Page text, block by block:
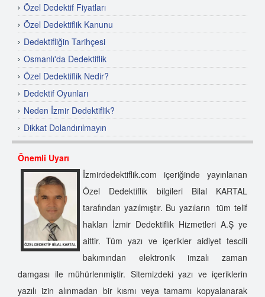
Özel Dedektif Fiyatları
Özel Dedektiflik Kanunu
Dedektifliğin Tarihçesi
Osmanlı'da Dedektiflik
Özel Dedektiflik Nedir?
Dedektif Oyunları
Neden İzmir Dedektiflik?
Dikkat Dolandırılmayın
Özel Dedektif Nasıl Olunur?
Dünyada Özel Dedektiflik
Özel Dedektiflik Hizmet Alanları
Özel Dedektiflik
İzmir Dedektiflik Şirketi
Özel Dedektif Seçimi Nasıl Yapılır?
İzmir Dedektiflik Anonim Şirketi
İzmir'de Dedektif
Dedektiflik Kursu
Önemli Uyarı
İzmirdedektiflik.com içeriğinde yayınlanan
Özel Dedektiflik bilgileri Bilal KARTAL
tarafından yazılmıştır. Bu yazıların tüm telif
hakları İzmir Dedektiflik Hizmetleri A.Ş ye
aittir. Tüm yazı ve içerikler aidiyet tescili
bakımından elektronik imzalı zaman
damgası ile mühürlenmiştir. Sitemizdeki yazı ve içeriklerin
yazılı izin alınmadan bir kısmı veya tamamı kopyalanarak